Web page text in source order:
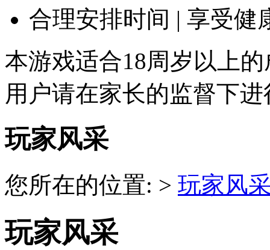
合理安排时间 | 享受健
本游戏适合18周岁以上
用户请在家长的监督下
玩家风采
您所在的位置: > 玩家风
玩家风采